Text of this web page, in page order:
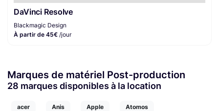
DaVinci Resolve
Blackmagic Design
À partir de 45€ /jour
Marques de matériel Post-production
28 marques disponibles à la location
acer Anis Apple Atomos